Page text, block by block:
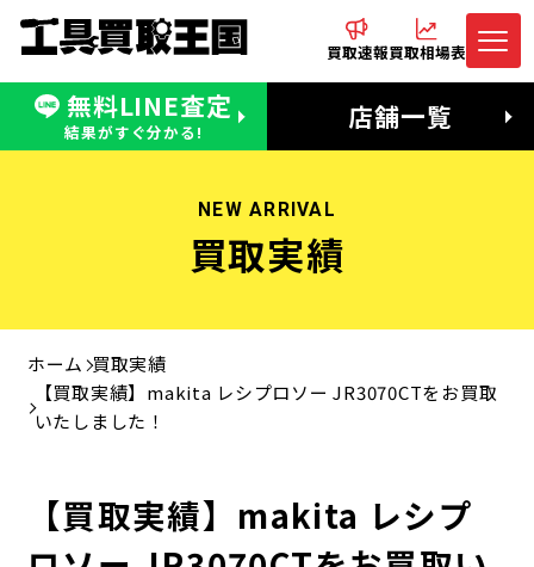
買取速報買取相場表
無料LINE査定
結果がすぐ分かる! 店舗一覧
無料LINE査定
受付：11:00〜19:00 木曜定休日
電話でお問合わせ
営業時間：11:00〜20:00
NEW ARRIVAL
買取実績
ホーム 買取実績
【買取実績】makita レシプロソー JR3070CTをお買取
いたしました！
【買取実績】makita レシプ